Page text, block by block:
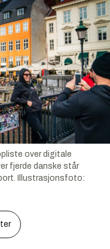
over digitale
fjerde danske står
Illustrasjonsfoto: